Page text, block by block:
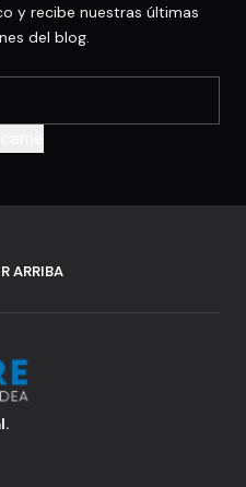
y recibe nuestras últimas
del blog.
ARRIBA